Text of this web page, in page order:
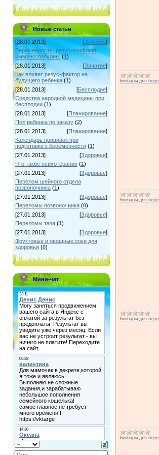
Новые статьи
[28.01.2013] [Зачатие]
Беременность, резус-конфликт,
иммуноглобулин. (1)
[28.01.2013]
[Зачатие]
Как влияет резус-фактор на
будущего ребенка (1)
[28.01.2013]
[Бесплодие]
Средства народной медицины при
бесплодии (1)
[28.01.2013]
[Планирование]
Пол ребенка по заказу (2)
[28.01.2013]
[Планирование]
Календарь прививок при
подготовке к беременности (1)
[27.01.2013]
[Здоровье]
Что такое психотерапия (1)
[27.01.2013]
[Здоровье]
Перелом шейного отдела
позвоночника (1)
[27.01.2013]
[Здоровье]
Переломы позвоночника (0)
[27.01.2013]
[Здоровье]
Переломы таза (1)
[27.01.2013]
[Здоровье]
Фруктовые и овощные соки для
здоровья (0)
Мини-чат
Бигбары для
Бигбары для
Бигбары для
Бигбары для